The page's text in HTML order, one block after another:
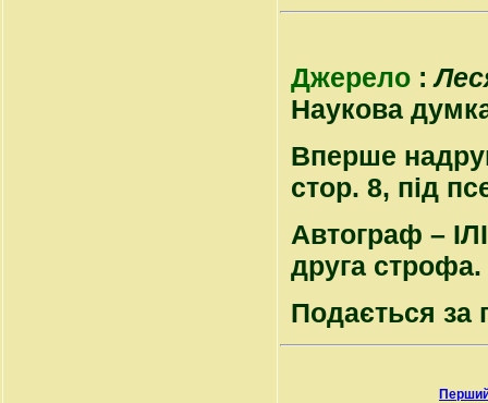
Джерело :
Наукова
Вперше
стор. 8, під
Автограф –
друга строфа.
Подається